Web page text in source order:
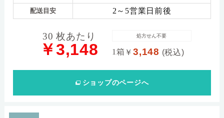
配送目安 2～5営業日前後
30 枚あたり
￥3,148 1箱 ￥3,148 (税込)
処方せん不要
ショップのページへ